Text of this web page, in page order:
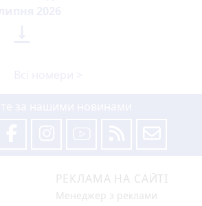
РЕКЛАМА НА САЙТІ
Менеджер з реклами